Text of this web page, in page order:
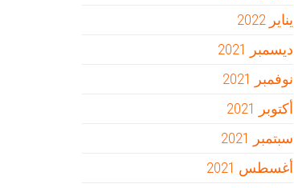
يناير 2022
ديسمبر 2021
نوفمبر 2021
أكتوبر 2021
سبتمبر 2021
أغسطس 2021